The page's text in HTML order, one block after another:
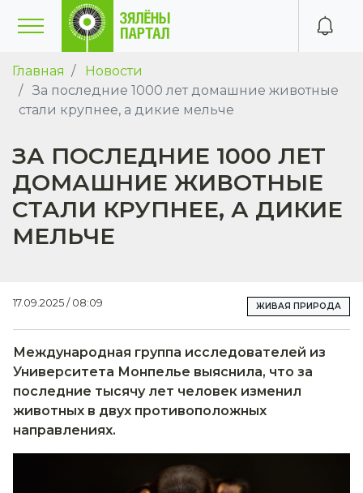
Главная
Новости
За последние 1000 лет домашние животные
стали крупнее, а дикие мельче
ЗА ПОСЛЕДНИЕ 1000 ЛЕТ
ДОМАШНИЕ ЖИВОТНЫЕ
СТАЛИ КРУПНЕЕ, А ДИКИЕ
МЕЛЬЧЕ
17.09.2025 / 08:09 ЖИВАЯ ПРИРОДА
Международная группа исследователей из
Университета Монпелье выяснила, что за
последние тысячу лет человек изменил
животных в двух противоположных
направлениях.